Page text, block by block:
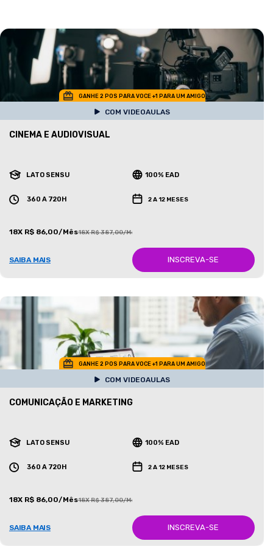
GANHE 2 POS PARA VOCE +1 PARA UM AMIGO
COM VIDEOAULAS
CINEMA E AUDIOVISUAL
LATO SENSU 100% EAD
360 A 720H 2 A 12 MESES
18X R$ 86,00/Mês18X R$ 387,00/Mês
SAIBA MAIS INSCREVA-SE
GANHE 2 POS PARA VOCE +1 PARA UM AMIGO
COM VIDEOAULAS
COMUNICAÇÃO E MARKETING
LATO SENSU 100% EAD
360 A 720H 2 A 12 MESES
18X R$ 86,00/Mês18X R$ 387,00/Mês
SAIBA MAIS INSCREVA-SE